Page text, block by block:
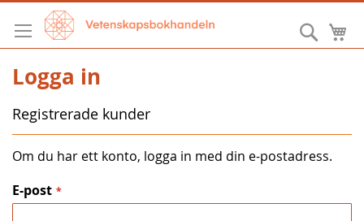
Hoppa
till
innehållet
Sök
Logga in
Registrerade kunder
Om du har ett konto, logga in med din e-postadress.
E-post